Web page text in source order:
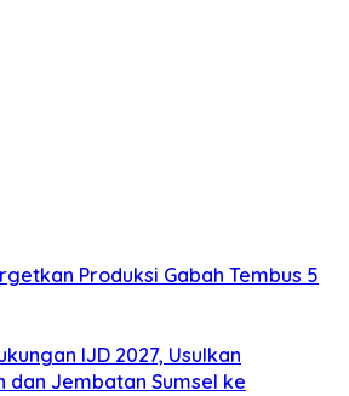
Produksi Gabah Tembus 5
IJD 2027, Usulkan
dan Jembatan Sumsel ke